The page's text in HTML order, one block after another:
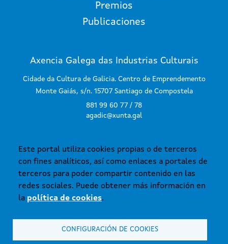
Este portal utiliza cookies propias o de terceros
con fines analíticos, así como enlaces a portales de
terceros para poder compartir contenido en las
redes sociales. Puede obtener más información en
la política de cookies.
CONFIGURACIÓN DE COOKIES
Premios
Publicaciones
Axencia Galega das Industrias Culturais
Cidade da Cultura de Galicia. Centro de Emprendemento
Monte Gaiás, s/n. 15707 Santiago de Compostela
881 99 60 77 / 78
agadic@xunta.gal
SUSCRÍBETE AL BOLETÍN
© Xunta de Galicia. Información mantenida y publicada en internet por la
Axencia Galega das Industrias Culturais.